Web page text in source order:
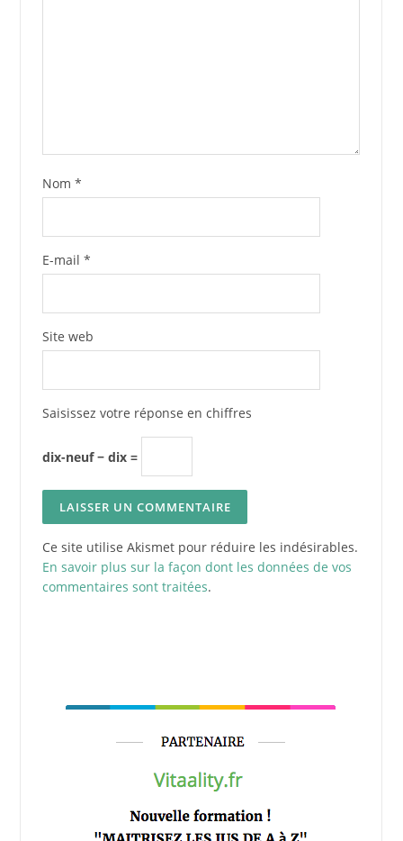
Nom *
E-mail *
Site web
Saisissez votre réponse en chiffres
dix-neuf − dix =
Ce site utilise Akismet pour réduire les indésirables.
En savoir plus sur la façon dont les données de vos
commentaires sont traitées.